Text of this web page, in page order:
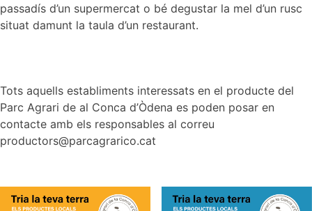
passadís d’un supermercat o bé degustar la mel d’un rusc
situat damunt la taula d’un restaurant.
Tots aquells establiments interessats en el producte del
Parc Agrari de al Conca d’Òdena es poden posar en
contacte amb els responsables al correu
productors@parcagrarico.cat